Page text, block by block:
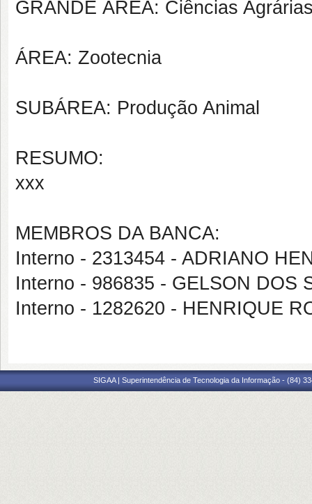
GRANDE ÁREA: Ciências
ÁREA: Zootecnia
SUBÁREA: Produção Animal
RESUMO:
xxx
MEMBROS DA BANCA:
Interno - 2313454 - ADRIANO
Interno - 986835 - GELSON DOS
Interno - 1282620 - HENRIQUE
SIGAA | Superintendência de Tecnologia da Informação - (84)